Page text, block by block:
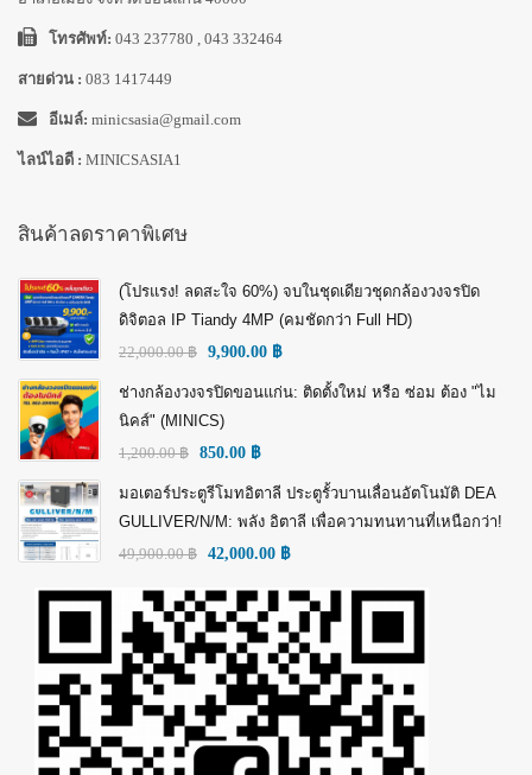
โทรศัพท์: 043 237780 , 043 332464
สายด่วน : 083 1417449
อีเมล์: minicsasia@gmail.com
ไลน์ไอดี : MINICSASIA1
สินค้าลดราคาพิเศษ
(โปรแรง! ลดสะใจ 60%) จบในชุดเดียวชุดกล้องวงจรปิด
ดิจิตอล IP Tiandy 4MP (คมชัดกว่า Full HD)
22,000.00฿ 9,900.00 ฿
ช่างกล้องวงจรปิดขอนแก่น: ติดตั้งใหม่ หรือ ซ่อม ต้อง "ไม
นิคส์" (MINICS)
1,200.00฿ 850.00 ฿
มอเตอร์ประตูรีโมทอิตาลี ประตูรั้วบานเลื่อนอัตโนมัติ DEA
GULLIVER/N/M: พลัง อิตาลี เพื่อความทนทานที่เหนือกว่า!
49,900.00฿ 42,000.00 ฿